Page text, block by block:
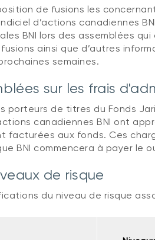
de fusions les
d’actions canadiennes
BNI lors des assemblées
ainsi que d’autres
semaines.
sur les frais
porteurs de titres du Fonds
canadiennes BNI ont
facturées aux fonds. Ces
BNI commencera à payer le
de risque
du niveau de risque